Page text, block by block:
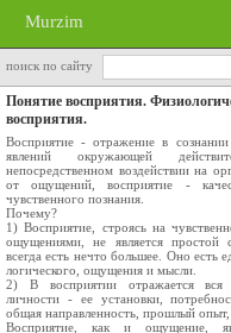
Murzim
поиск по сайту
Понятие восприятия.
восприятия.
Восприятие - отражение в
явлений окружающей
непосредственном воздействии на
от ощущений, восприятие -
чувственного познания.
Почему?
1) Восприятие, строясь на
ощущениями, не является
всегда есть нечто большее. Оно есть
логического, ощущения и мысли.
2) В восприятии отражается вся
личности - ее установки,
общая направленность, прошлый
Восприятие, как и ощущение,